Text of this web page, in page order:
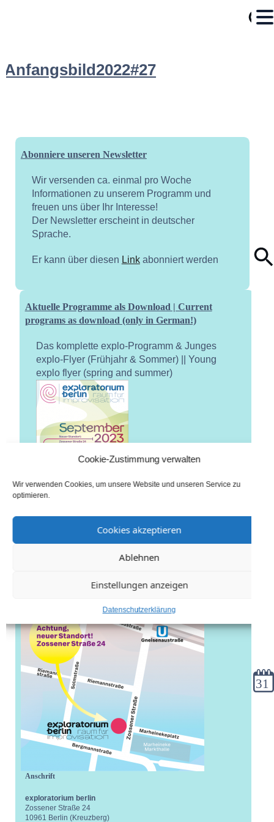
Cookie-Zustimmung verwalten
Wir verwenden Cookies, um unsere Website und unseren Service zu
optimieren.
Cookies akzeptieren
Ablehnen
Einstellungen anzeigen
Datenschutzerklärung
Anfangsbild2022#27
Abonniere unseren Newsletter
Wir versenden ca. einmal pro Woche
Informationen zu unserem Programm und
freuen uns über Ihr Interesse!
Der Newsletter erscheint in deutscher
Sprache.
Er kann über diesen Linkabonniert werden
Aktuelle Programme als Download | Current
programs as download (only in German!)
Das komplette explo-Programm & Junges
explo-Flyer (Frühjahr & Sommer) || Young
explo flyer (spring and summer)
Anschrift
exploratorium berlin
Zossener Straße 24
10961 Berlin (Kreuzberg)